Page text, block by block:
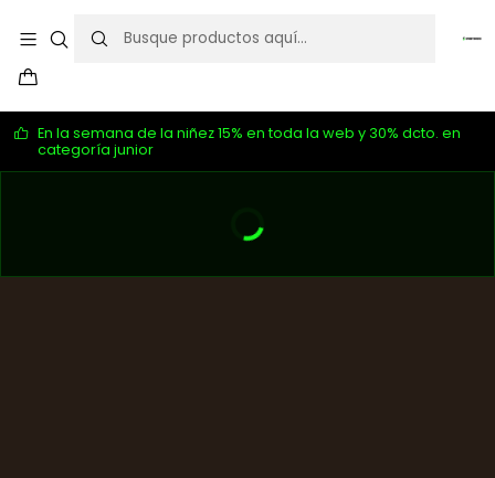
En la semana de la niñez 15% en toda la web y 30% dcto. en
categoría junior